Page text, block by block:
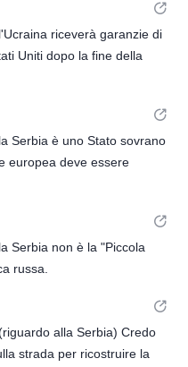
riceverà garanzie di
Uniti dopo la fine della
Serbia è uno Stato sovrano
europea deve essere
Serbia non è la "Piccola
russa.
alla Serbia) Credo
strada per ricostruire la